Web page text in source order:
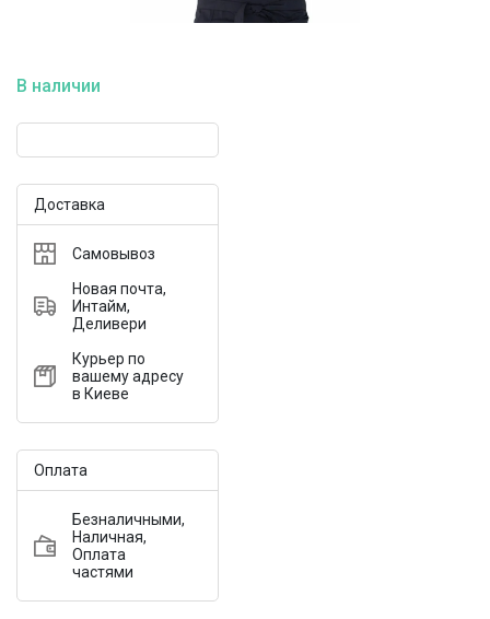
В наличии
Доставка
Самовывоз
Новая почта,
Интайм,
Деливери
Курьер по
вашему адресу
в Киеве
Оплата
Безналичными,
Наличная,
Оплата
частями